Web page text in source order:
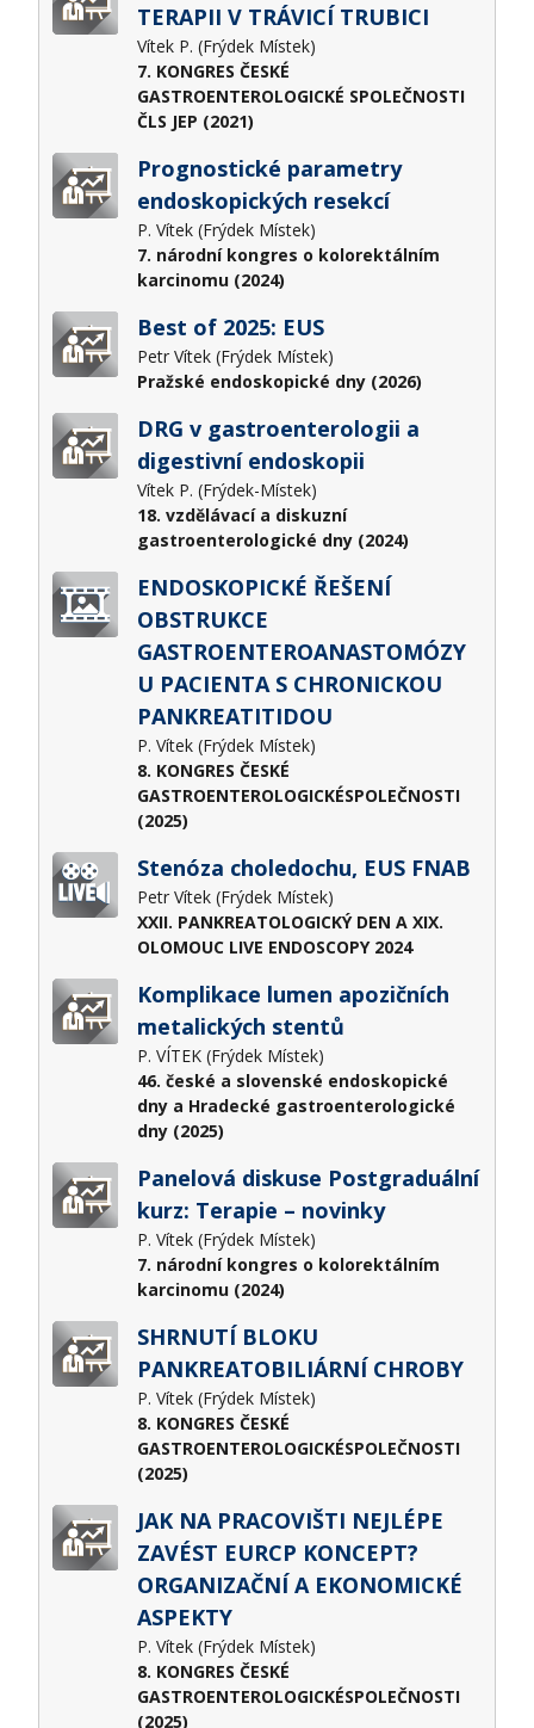
TERAPII V TRÁVICÍ TRUBICI
Vítek P. (Frýdek Místek)
7. KONGRES ČESKÉ
GASTROENTEROLOGICKÉ SPOLEČNOSTI
ČLS JEP (2021)
Prognostické parametry
endoskopických resekcí
P. Vítek (Frýdek Místek)
7. národní kongres o kolorektálním
karcinomu (2024)
Best of 2025: EUS
Petr Vítek (Frýdek Místek)
Pražské endoskopické dny (2026)
DRG v gastroenterologii a
digestivní endoskopii
Vítek P. (Frýdek-Místek)
18. vzdělávací a diskuzní
gastroenterologické dny (2024)
ENDOSKOPICKÉ ŘEŠENÍ
OBSTRUKCE
GASTROENTEROANASTOMÓZY
U PACIENTA S CHRONICKOU
PANKREATITIDOU
P. Vítek (Frýdek Místek)
8. KONGRES ČESKÉ
GASTROENTEROLOGICKÉSPOLEČNOSTI
(2025)
Stenóza choledochu, EUS FNAB
Petr Vítek (Frýdek Místek)
XXII. PANKREATOLOGICKÝ DEN A XIX.
OLOMOUC LIVE ENDOSCOPY 2024
Komplikace lumen apozičních
metalických stentů
P. VÍTEK (Frýdek Místek)
46. české a slovenské endoskopické
dny a Hradecké gastroenterologické
dny (2025)
Panelová diskuse Postgraduální
kurz: Terapie – novinky
P. Vítek (Frýdek Místek)
7. národní kongres o kolorektálním
karcinomu (2024)
SHRNUTÍ BLOKU
PANKREATOBILIÁRNÍ CHROBY
P. Vítek (Frýdek Místek)
8. KONGRES ČESKÉ
GASTROENTEROLOGICKÉSPOLEČNOSTI
(2025)
JAK NA PRACOVIŠTI NEJLÉPE
ZAVÉST EURCP KONCEPT?
ORGANIZAČNÍ A EKONOMICKÉ
ASPEKTY
P. Vítek (Frýdek Místek)
8. KONGRES ČESKÉ
GASTROENTEROLOGICKÉSPOLEČNOSTI
(2025)